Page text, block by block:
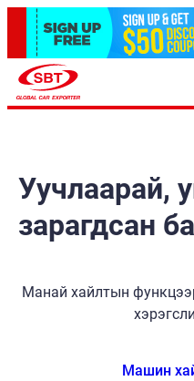
Уучлаарай,
зарагдсан
Манай хайлтын
Машин